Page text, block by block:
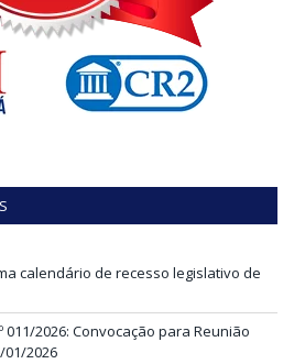
calendário de recesso legislativo de
011/2026: Convocação para Reunião
2026